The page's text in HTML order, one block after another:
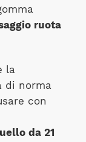
ruota
la
di norma
con
da 21